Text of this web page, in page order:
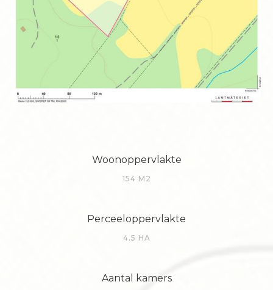
Woonoppervlakte
154 M2
Perceeloppervlakte
4.5 HA
Aantal kamers